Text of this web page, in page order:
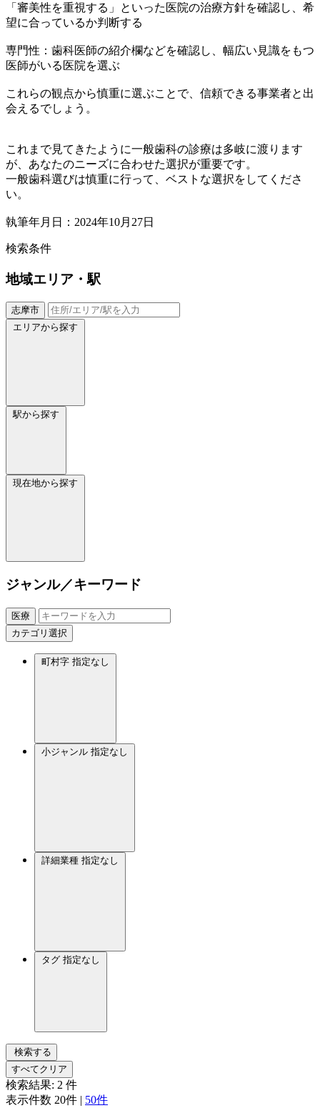
「審美性を重視する」といった医院の治療方針を確認し、希
望に合っているか判断する
専門性：歯科医師の紹介欄などを確認し、幅広い見識をもつ
医師がいる医院を選ぶ
これらの観点から慎重に選ぶことで、信頼できる事業者と出
会えるでしょう。
これまで見てきたように一般歯科の診療は多岐に渡ります
が、あなたのニーズに合わせた選択が重要です。
一般歯科選びは慎重に行って、ベストな選択をしてくださ
い。
執筆年月日：2024年10月27日
検索条件
地域エリア・駅
志摩市
エリアから探す
駅から探す
現在地から探す
ジャンル／キーワード
医療
カテゴリ選択
町村字 指定なし
小ジャンル 指定なし
詳細業種 指定なし
タグ 指定なし
検索する
すべてクリア
検索結果: 2 件
表示件数 20件 | 50件